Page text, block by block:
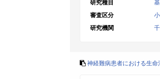
研究種目
審査区分
研究機関
神経難病患者における生